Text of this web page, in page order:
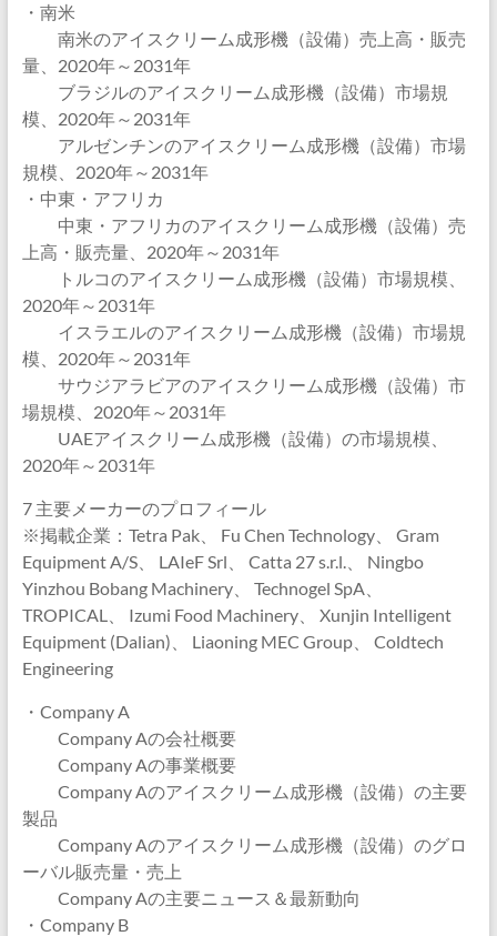
・南米
南米のアイスクリーム成形機（設備）売上高・販売
量、2020年～2031年
ブラジルのアイスクリーム成形機（設備）市場規
模、2020年～2031年
アルゼンチンのアイスクリーム成形機（設備）市場
規模、2020年～2031年
・中東・アフリカ
中東・アフリカのアイスクリーム成形機（設備）売
上高・販売量、2020年～2031年
トルコのアイスクリーム成形機（設備）市場規模、
2020年～2031年
イスラエルのアイスクリーム成形機（設備）市場規
模、2020年～2031年
サウジアラビアのアイスクリーム成形機（設備）市
場規模、2020年～2031年
UAEアイスクリーム成形機（設備）の市場規模、
2020年～2031年
7 主要メーカーのプロフィール
※掲載企業：Tetra Pak、 Fu Chen Technology、 Gram
Equipment A/S、 LAIeF Srl、 Catta 27 s.r.l.、 Ningbo
Yinzhou Bobang Machinery、 Technogel SpA、
TROPICAL、 Izumi Food Machinery、 Xunjin Intelligent
Equipment (Dalian)、 Liaoning MEC Group、 Coldtech
Engineering
・Company A
Company Aの会社概要
Company Aの事業概要
Company Aのアイスクリーム成形機（設備）の主要
製品
Company Aのアイスクリーム成形機（設備）のグロ
ーバル販売量・売上
Company Aの主要ニュース＆最新動向
・Company B